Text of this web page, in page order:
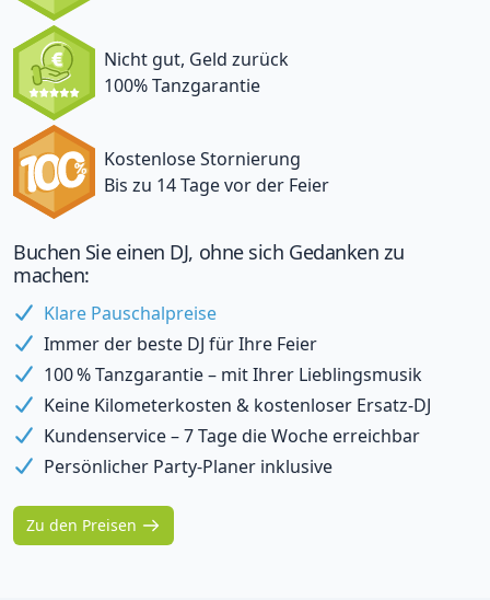
Nicht gut, Geld zurück
100% Tanzgarantie
Kostenlose Stornierung
Bis zu 14 Tage vor der Feier
Buchen Sie einen DJ, ohne sich Gedanken zu
machen:
Klare Pauschalpreise
Immer der beste DJ für Ihre Feier
100 % Tanzgarantie – mit Ihrer Lieblingsmusik
Keine Kilometerkosten & kostenloser Ersatz-DJ
Kundenservice – 7 Tage die Woche erreichbar
Persönlicher Party-Planer inklusive
Zu den Preisen